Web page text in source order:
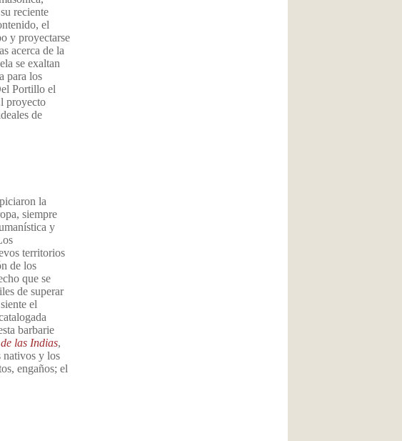
reciente
el
y proyectarse
acerca de la
se exaltan
para los
Portillo el
proyecto
de
la
siempre
y
territorios
de los
que se
de superar
el
barbarie
las Indias,
nativos y los
engaños; el